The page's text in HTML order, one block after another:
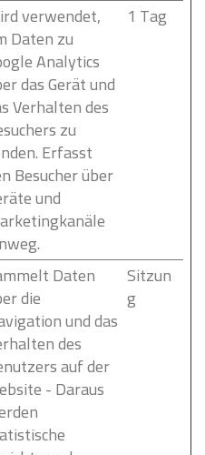
verwendet,
Daten zu
Analytics
das Gerät und
Verhalten des
zu
Erfasst
Besucher über
und
1 Tag
Daten
die
und das
des
auf der
- Daraus
Sitzun
g